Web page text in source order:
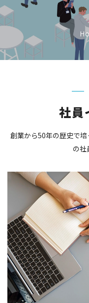
社員
創業から50年の歴史で
の社